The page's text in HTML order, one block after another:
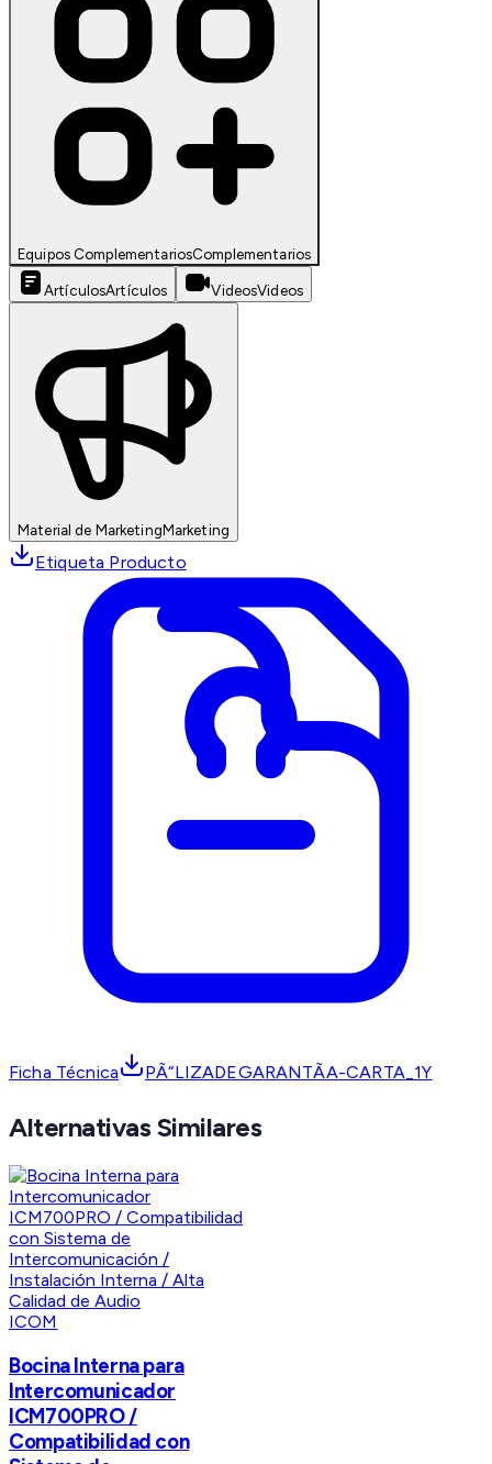
Equipos ComplementariosComplementarios
ArtículosArtículos VideosVideos
Material de MarketingMarketing
Etiqueta Producto
Ficha Técnica PÃ“LIZADEGARANTÃA-CARTA_1Y
Alternativas Similares
ICOM
Bocina Interna para
Intercomunicador
ICM700PRO /
Compatibilidad con